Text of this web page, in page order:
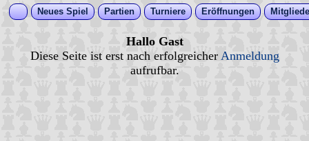
Neues Spiel Partien Turniere Eröffnungen
Hallo Gast
Diese Seite ist erst nach erfolgreicher Anmeldung
aufrufbar.